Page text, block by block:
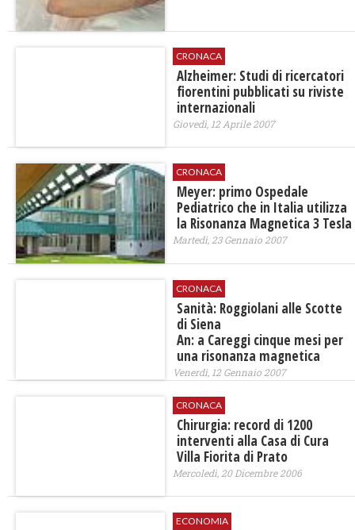
CRONACA
Alzheimer: Studi di ricercatori
fiorentini pubblicati su riviste
internazionali
Giovedì, 12 Aprile 2007
CRONACA
Meyer: primo Ospedale
Pediatrico che in Italia utilizza
la Risonanza Magnetica 3 Tesla
Martedì, 23 Gennaio 2007
CRONACA
Sanità: Roggiolani alle Scotte
di Siena
An: a Careggi cinque mesi per
una risonanza magnetica
Venerdì, 12 Gennaio 2007
CRONACA
Chirurgia: record di 1200
interventi alla Casa di Cura
Villa Fiorita di Prato
Mercoledì, 20 Dicembre 2006
ECONOMIA